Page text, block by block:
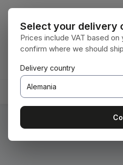
al contenido principal
Saltar a la búsqueda
Saltar a la navegación
INICIO
Estás aquí:
Select your delivery
Prices include VAT based
confirm where we should
Delivery country